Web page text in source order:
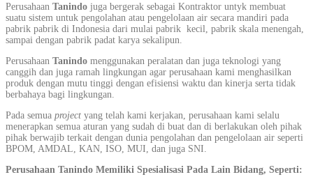
Perusahaan Tanindo juga bergerak sebagai Kontraktor untyk membuat
suatu sistem untuk pengolahan atau pengelolaan air secara mandiri pada
pabrik pabrik di Indonesia dari mulai pabrik kecil, pabrik skala menengah,
sampai dengan pabrik padat karya sekalipun.
Perusahaan Tanindo menggunakan peralatan dan juga teknologi yang
canggih dan juga ramah lingkungan agar perusahaan kami menghasilkan
produk dengan mutu tinggi dengan efisiensi waktu dan kinerja serta tidak
berbahaya bagi lingkungan.
Pada semua project yang telah kami kerjakan, perusahaan kami selalu
menerapkan semua aturan yang sudah di buat dan di berlakukan oleh pihak
pihak berwajib terkait dengan dunia pengolahan dan pengelolaan air seperti
BPOM, AMDAL, KAN, ISO, MUI, dan juga SNI.
Perusahaan Tanindo Memiliki Spesialisasi Pada Lain Bidang, Seperti: